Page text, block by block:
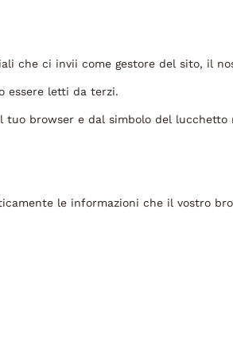
che ci invii come gestore del sito, il
essere letti da terzi.
tuo browser e dal simbolo del lucchetto
le informazioni che il vostro